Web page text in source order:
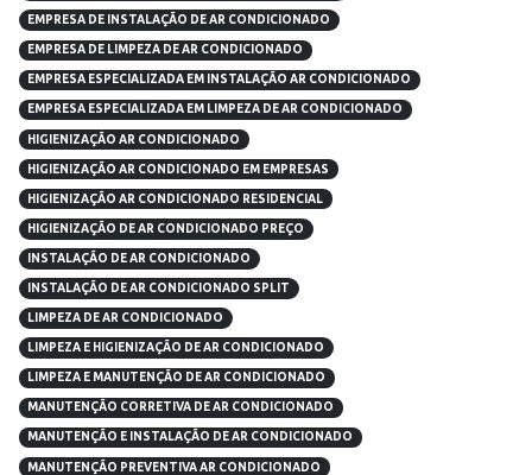
EMPRESA DE INSTALAÇÃO DE AR CONDICIONADO
EMPRESA DE LIMPEZA DE AR CONDICIONADO
EMPRESA ESPECIALIZADA EM INSTALAÇÃO AR CONDICIONADO
EMPRESA ESPECIALIZADA EM LIMPEZA DE AR CONDICIONADO
HIGIENIZAÇÃO AR CONDICIONADO
HIGIENIZAÇÃO AR CONDICIONADO EM EMPRESAS
HIGIENIZAÇÃO AR CONDICIONADO RESIDENCIAL
HIGIENIZAÇÃO DE AR CONDICIONADO PREÇO
INSTALAÇÃO DE AR CONDICIONADO
INSTALAÇÃO DE AR CONDICIONADO SPLIT
LIMPEZA DE AR CONDICIONADO
LIMPEZA E HIGIENIZAÇÃO DE AR CONDICIONADO
LIMPEZA E MANUTENÇÃO DE AR CONDICIONADO
MANUTENÇÃO CORRETIVA DE AR CONDICIONADO
MANUTENÇÃO E INSTALAÇÃO DE AR CONDICIONADO
MANUTENÇÃO PREVENTIVA AR CONDICIONADO